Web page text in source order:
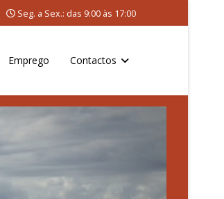
Seg. a Sex.: das 9:00 às 17:00
Emprego Contactos